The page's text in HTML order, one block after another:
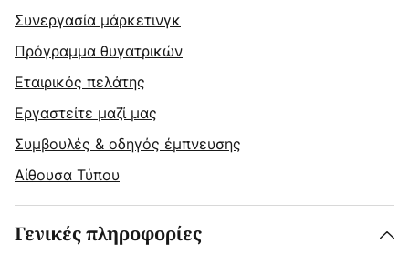
Συνεργασία μάρκετινγκ
Πρόγραμμα θυγατρικών
Εταιρικός πελάτης
Εργαστείτε μαζί μας
Συμβουλές & οδηγός έμπνευσης
Αίθουσα Τύπου
Γενικές πληροφορίες